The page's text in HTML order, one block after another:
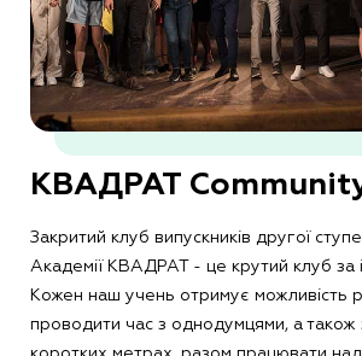
КВАДРАТ
Закритий клуб випускників другої
Академії КВАДРАТ - це крутий клуб за
Кожен наш учень отримує можливість
проводити час з однодумцями, а також